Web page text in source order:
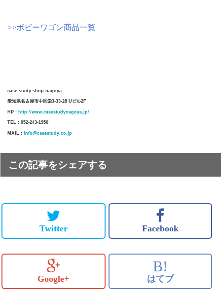
>>ボビーワゴン商品一覧
case study shop nagoya
愛知県名古屋市中区栄3-33-28 Uビル2F
HP : http://www.casestudynagoya.jp/
TEL : 052-243-1950
MAIL : info@casestudy.co.jp
この記事をシェアする
Twitter Facebook
Google+
B!
はてブ